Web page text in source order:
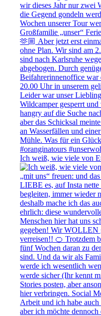
Ich weiß, wie viele von